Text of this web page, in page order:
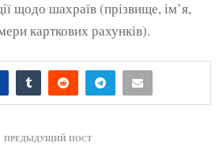
щодо шахраїв (прізвище, ім’я,
карткових рахунків).
ПРЕДЫДУЩИЙ ПОСТ